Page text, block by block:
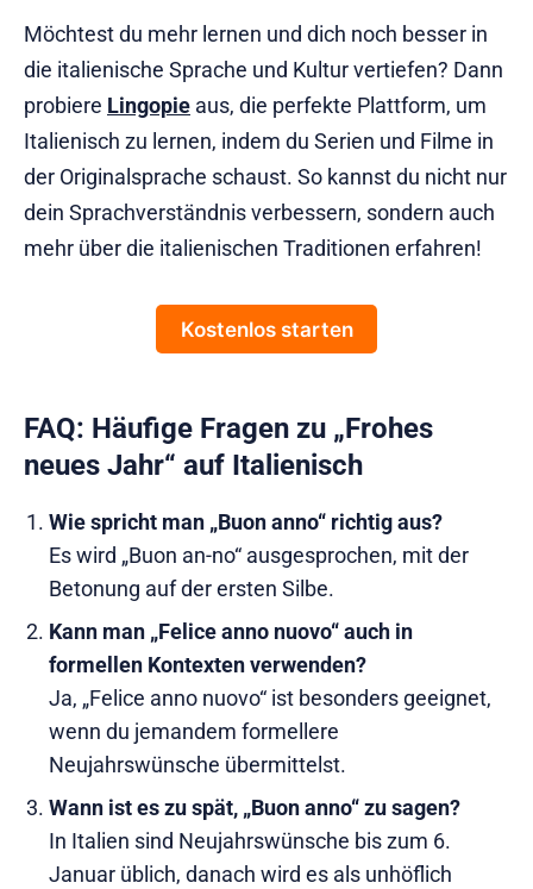
Möchtest du mehr lernen und dich noch besser in
die italienische Sprache und Kultur vertiefen? Dann
probiere Lingopie aus, die perfekte Plattform, um
Italienisch zu lernen, indem du Serien und Filme in
der Originalsprache schaust. So kannst du nicht nur
dein Sprachverständnis verbessern, sondern auch
mehr über die italienischen Traditionen erfahren!
Kostenlos starten
FAQ: Häufige Fragen zu „Frohes
neues Jahr“ auf Italienisch
Wie spricht man „Buon anno“ richtig aus?
Es wird „Buon an-no“ ausgesprochen, mit der
Betonung auf der ersten Silbe.
Kann man „Felice anno nuovo“ auch in
formellen Kontexten verwenden?
Ja, „Felice anno nuovo“ ist besonders geeignet,
wenn du jemandem formellere
Neujahrswünsche übermittelst.
Wann ist es zu spät, „Buon anno“ zu sagen?
In Italien sind Neujahrswünsche bis zum 6.
Januar üblich, danach wird es als unhöflich